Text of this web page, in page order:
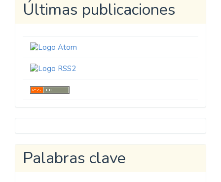
Últimas publicaciones
Palabras clave